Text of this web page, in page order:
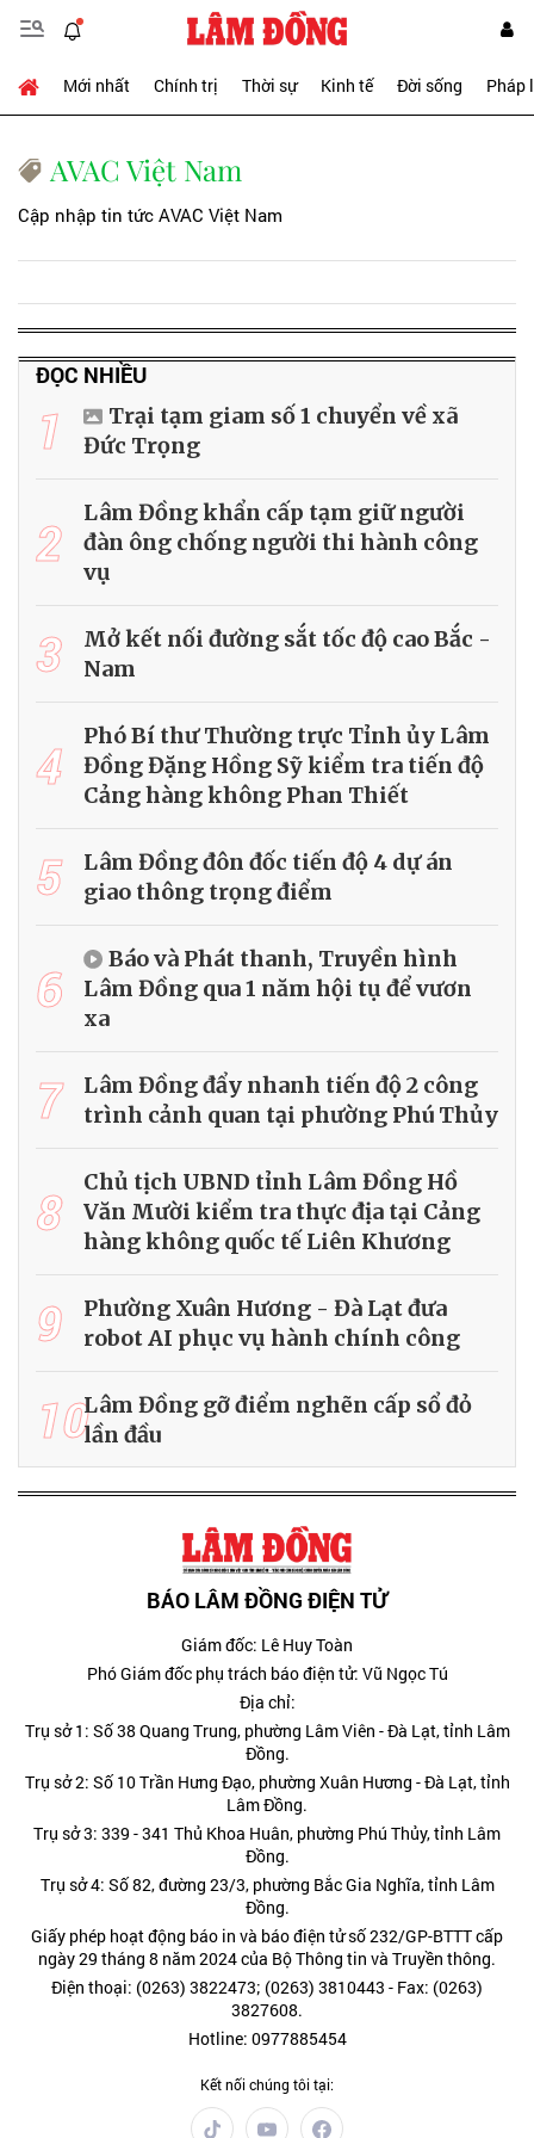
Mới nhất Chính trị Thời sự Kinh tế Đời sống Pháp
AVAC Việt Nam
Cập nhập tin tức AVAC Việt Nam
ĐỌC NHIỀU
1
Trại tạm giam số 1 chuyển về xã
Đức Trọng
2
Lâm Đồng khẩn cấp tạm giữ người
đàn ông chống người thi hành công
vụ
3
Mở kết nối đường sắt tốc độ cao Bắc -
Nam
4
Phó Bí thư Thường trực Tỉnh ủy Lâm
Đồng Đặng Hồng Sỹ kiểm tra tiến độ
Cảng hàng không Phan Thiết
5
Lâm Đồng đôn đốc tiến độ 4 dự án
giao thông trọng điểm
6
Báo và Phát thanh, Truyền hình
Lâm Đồng qua 1 năm hội tụ để vươn
xa
7
Lâm Đồng đẩy nhanh tiến độ 2 công
trình cảnh quan tại phường Phú Thủy
8
Chủ tịch UBND tỉnh Lâm Đồng Hồ
Văn Mười kiểm tra thực địa tại Cảng
hàng không quốc tế Liên Khương
9
Phường Xuân Hương - Đà Lạt đưa
robot AI phục vụ hành chính công
10Lâm Đồng gỡ điểm nghẽn cấp sổ đỏ
lần đầu
BÁO LÂM ĐỒNG ĐIỆN TỬ
Giám đốc: Lê Huy Toàn
Phó Giám đốc phụ trách báo điện tử: Vũ Ngọc Tú
Địa chỉ:
Trụ sở 1: Số 38 Quang Trung, phường Lâm Viên - Đà Lạt, tỉnh Lâm
Đồng.
Trụ sở 2: Số 10 Trần Hưng Đạo, phường Xuân Hương - Đà Lạt, tỉnh
Lâm Đồng.
Trụ sở 3: 339 - 341 Thủ Khoa Huân, phường Phú Thủy, tỉnh Lâm
Đồng.
Trụ sở 4: Số 82, đường 23/3, phường Bắc Gia Nghĩa, tỉnh Lâm
Đồng.
Giấy phép hoạt động báo in và báo điện tử số 232/GP-BTTT cấp
ngày 29 tháng 8 năm 2024 của Bộ Thông tin và Truyền thông.
Điện thoại: (0263) 3822473; (0263) 3810443 - Fax: (0263)
3827608.
Hotline: 0977885454
Kết nối chúng tôi tại: